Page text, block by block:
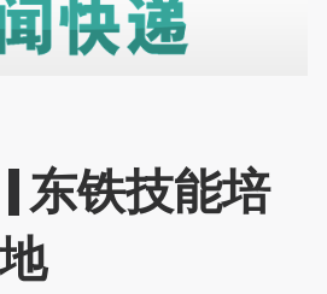
东铁技能培